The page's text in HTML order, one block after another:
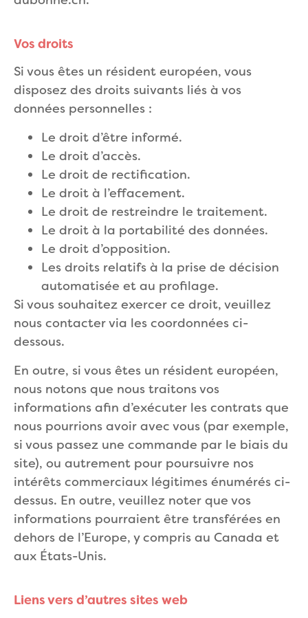
Vos droits
Si vous êtes un résident européen, vous
disposez des droits suivants liés à vos
données personnelles :
Le droit d’être informé.
Le droit d’accès.
Le droit de rectification.
Le droit à l’effacement.
Le droit de restreindre le traitement.
Le droit à la portabilité des données.
Le droit d’opposition.
Les droits relatifs à la prise de décision
automatisée et au profilage.
Si vous souhaitez exercer ce droit, veuillez
nous contacter via les coordonnées ci-
dessous.
En outre, si vous êtes un résident européen,
nous notons que nous traitons vos
informations afin d’exécuter les contrats que
nous pourrions avoir avec vous (par exemple,
si vous passez une commande par le biais du
site), ou autrement pour poursuivre nos
intérêts commerciaux légitimes énumérés ci-
dessus. En outre, veuillez noter que vos
informations pourraient être transférées en
dehors de l’Europe, y compris au Canada et
aux États-Unis.
Liens vers d’autres sites web